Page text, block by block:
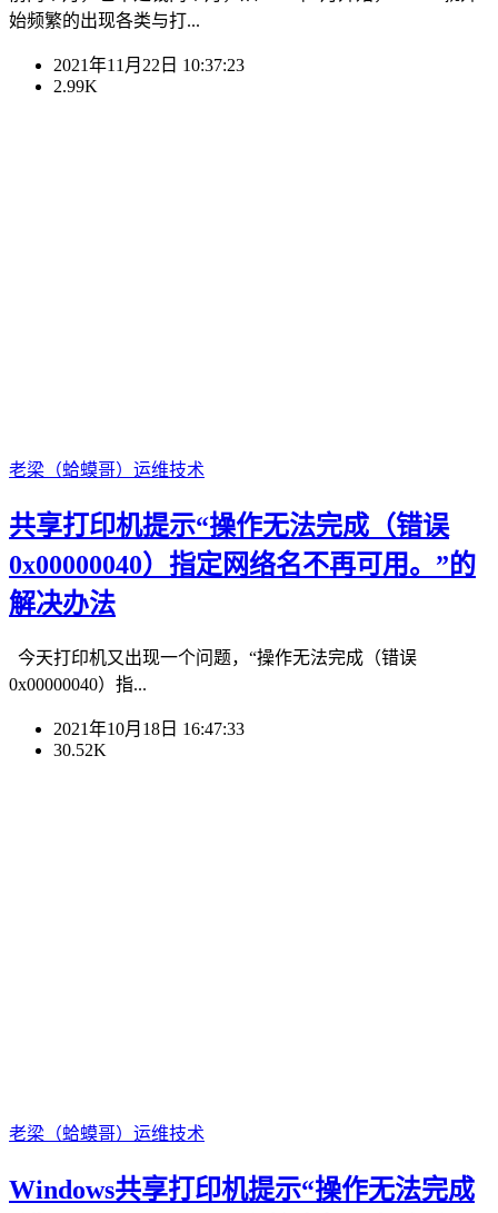
始频繁的出现各类与打...
2021年11月22日 10:37:23
2.99K
老梁（蛤蟆哥） 运维技术
共享打印机提示“操作无法完成（错误
0x00000040）指定网络名不再可用。”的
解决办法
今天打印机又出现一个问题，“操作无法完成（错误
0x00000040）指...
2021年10月18日 16:47:33
30.52K
老梁（蛤蟆哥） 运维技术
Windows共享打印机提示“操作无法完成